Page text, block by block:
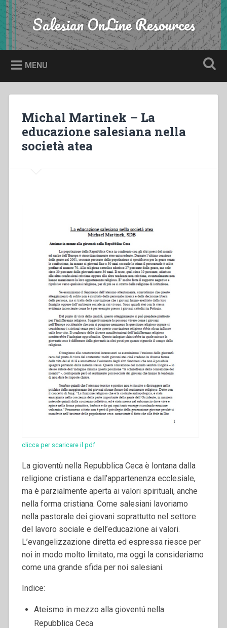
Skip
to
content
Search Salesian OnLine Resources
MENU
Michal Martinek – La
educazione salesiana nella
società atea
clicca per scaricare il pdf
La gioventù nella Repubblica Ceca è lontana dalla
religione cristiana e dall’appartenenza ecclesiale,
ma è parzialmente aperta ai valori spirituali, anche
nella forma cristiana. Come salesiani lavoriamo
nella pastorale dei giovani soprattutto nel settore
del lavoro sociale e dell’educazione ai valori.
L’evangelizzazione diretta ed espressa riesce per
noi in modo molto limitato, ma oggi la consideriamo
come una grande sfida per noi salesiani.
Indice:
Ateismo in mezzo alla gioventú nella
Repubblica Ceca